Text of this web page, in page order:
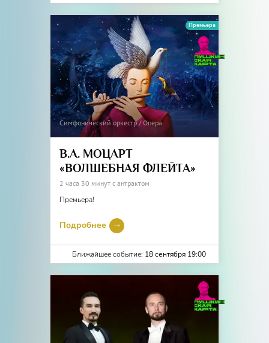
Премьера
Симфонический оркестр / Опера
В.А. МОЦАРТ
«ВОЛШЕБНАЯ ФЛЕЙТА»
2 часа 30 минут с антрактом
Премьера!
Подробнее
Ближайшее событие: 18 сентября 19:00